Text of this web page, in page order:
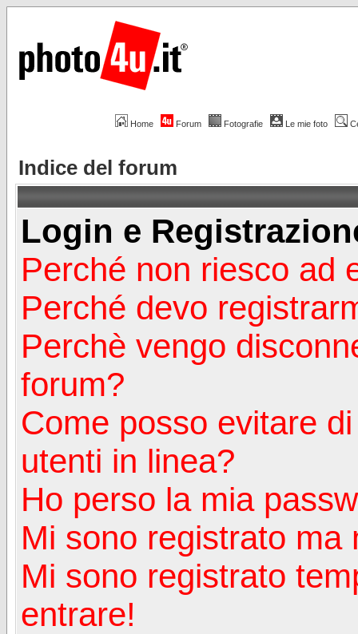
Home Forum Fotografie Le mie foto
Indice del forum
Login e
Perché non riesco ad
Perché devo
Perchè vengo
forum?
Come posso evitare
utenti in linea?
Ho perso la mia
Mi sono registrato ma
Mi sono registrato
entrare!